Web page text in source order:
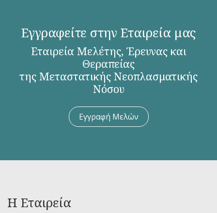
Εγγραφείτε στην Εταιρεία μας
Εταιρεία Μελέτης, Έρευνας και
Θεραπείας
της Μεταστατικής Νεοπλασματικής
Νόσου
Εγγραφή Μελών
Η Εταιρεία